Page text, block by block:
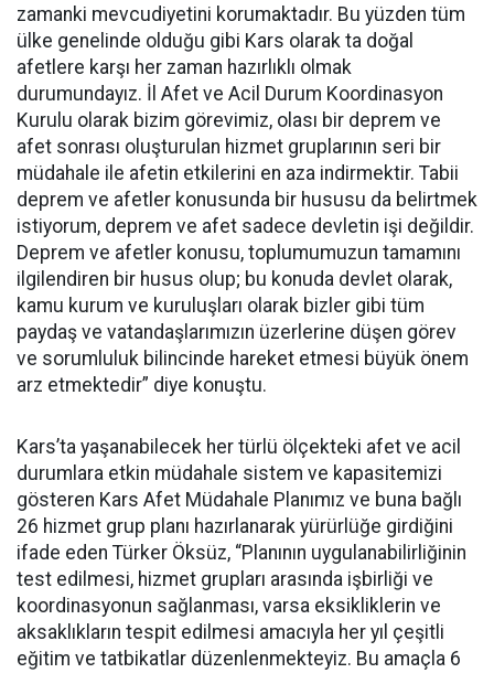
zamanki mevcudiyetini korumaktadır. Bu yüzden tüm
ülke genelinde olduğu gibi Kars olarak ta doğal
afetlere karşı her zaman hazırlıklı olmak
durumundayız. İl Afet ve Acil Durum Koordinasyon
Kurulu olarak bizim görevimiz, olası bir deprem ve
afet sonrası oluşturulan hizmet gruplarının seri bir
müdahale ile afetin etkilerini en aza indirmektir. Tabii
deprem ve afetler konusunda bir hususu da belirtmek
istiyorum, deprem ve afet sadece devletin işi değildir.
Deprem ve afetler konusu, toplumumuzun tamamını
ilgilendiren bir husus olup; bu konuda devlet olarak,
kamu kurum ve kuruluşları olarak bizler gibi tüm
paydaş ve vatandaşlarımızın üzerlerine düşen görev
ve sorumluluk bilincinde hareket etmesi büyük önem
arz etmektedir” diye konuştu.
Kars’ta yaşanabilecek her türlü ölçekteki afet ve acil
durumlara etkin müdahale sistem ve kapasitemizi
gösteren Kars Afet Müdahale Planımız ve buna bağlı
26 hizmet grup planı hazırlanarak yürürlüğe girdiğini
ifade eden Türker Öksüz, “Planının uygulanabilirliğinin
test edilmesi, hizmet grupları arasında işbirliği ve
koordinasyonun sağlanması, varsa eksikliklerin ve
aksaklıkların tespit edilmesi amacıyla her yıl çeşitli
eğitim ve tatbikatlar düzenlenmekteyiz. Bu amaçla 6